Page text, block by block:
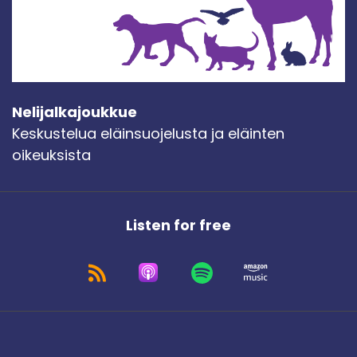
Nelijalkajoukkue
Keskustelua eläinsuojelusta ja eläinten
oikeuksista
Listen for free